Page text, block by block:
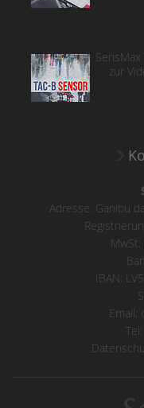
zur
Adresse: Ganibu
IBAN:
Email: